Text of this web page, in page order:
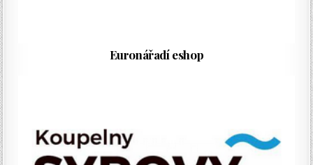
Euronářadí eshop